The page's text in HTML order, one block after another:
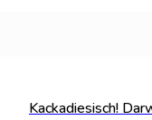
Kackadiesisch!